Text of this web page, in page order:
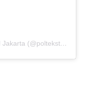
A post shared by Politeknik STIA LAN Jakarta (@poltekstialanjkt)